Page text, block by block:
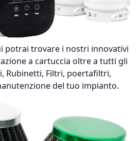
potrai trovare i nostri innovativi
a cartuccia oltre a tutti gli
Rubinetti, Filtri, poertafiltri,
del tuo impianto.